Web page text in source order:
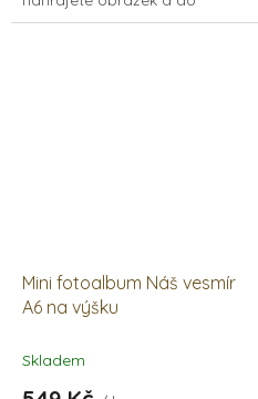
poznámky uvedete jak si jej
Mini fotoalbum Náš vesmír
A6 na výšku
Skladem